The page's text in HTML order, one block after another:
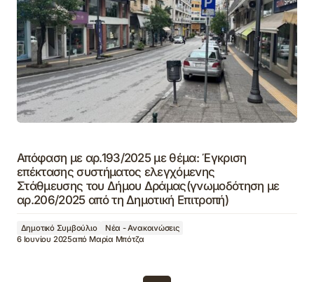
Απόφαση με αρ.193/2025 με θέμα: Έγκριση
επέκτασης συστήματος ελεγχόμενης
Στάθμευσης του Δήμου Δράμας(γνωμοδότηση με
αρ.206/2025 από τη Δημοτική Επιτροπή)
Δημοτικό Συμβούλιο
Νέα - Ανακοινώσεις
6 Ιουνίου 2025από Μαρία Μπότζα